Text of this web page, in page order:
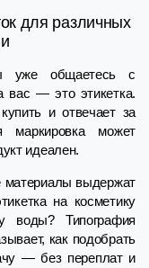
для различных
уже общаетесь с
вас — это этикетка.
и отвечает за
маркировка может
идеален.
материалы выдержат
на косметику
воды? Типография
как подобрать
— без переплат и